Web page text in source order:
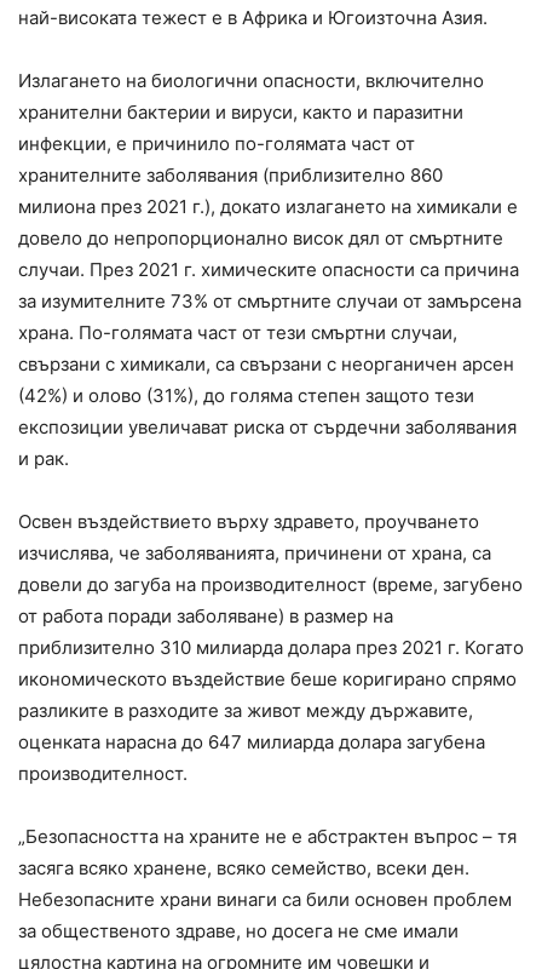
най-високата тежест е в Африка и Югоизточна Азия.
Излагането на биологични опасности, включително
хранителни бактерии и вируси, както и паразитни
инфекции, е причинило по-голямата част от
хранителните заболявания (приблизително 860
милиона през 2021 г.), докато излагането на химикали е
довело до непропорционално висок дял от смъртните
случаи. През 2021 г. химическите опасности са причина
за изумителните 73% от смъртните случаи от замърсена
храна. По-голямата част от тези смъртни случаи,
свързани с химикали, са свързани с неорганичен арсен
(42%) и олово (31%), до голяма степен защото тези
експозиции увеличават риска от сърдечни заболявания
и рак.
Освен въздействието върху здравето, проучването
изчислява, че заболяванията, причинени от храна, са
довели до загуба на производителност (време, загубено
от работа поради заболяване) в размер на
приблизително 310 милиарда долара през 2021 г. Когато
икономическото въздействие беше коригирано спрямо
разликите в разходите за живот между държавите,
оценката нарасна до 647 милиарда долара загубена
производителност.
„Безопасността на храните не е абстрактен въпрос – тя
засяга всяко хранене, всяко семейство, всеки ден.
Небезопасните храни винаги са били основен проблем
за общественото здраве, но досега не сме имали
цялостна картина на огромните им човешки и